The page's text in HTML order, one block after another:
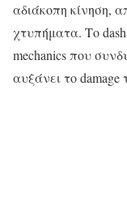
αδιάκοπη κίνηση,
χτυπήματα. Το
mechanics που
αυξάνει το damage